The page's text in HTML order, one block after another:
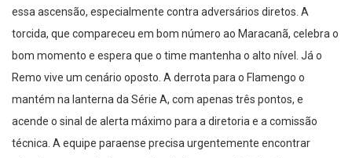
essa ascensão, especialmente contra adversários diretos. A
torcida, que compareceu em bom número ao Maracanã, celebra o
bom momento e espera que o time mantenha o alto nível. Já o
Remo vive um cenário oposto. A derrota para o Flamengo o
mantém na lanterna da Série A, com apenas três pontos, e
acende o sinal de alerta máximo para a diretoria e a comissão
técnica. A equipe paraense precisa urgentemente encontrar